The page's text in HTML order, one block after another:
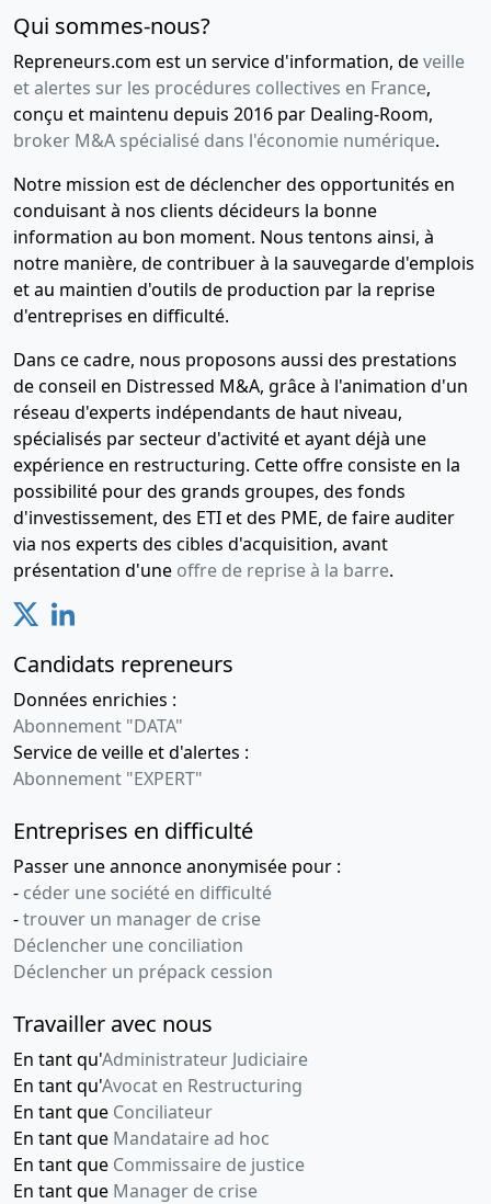
Qui sommes-nous?
Repreneurs.com est un service d'information, deveille
et alertes sur les procédures collectives en France,
conçu et maintenu depuis 2016 par Dealing-Room,
broker M&A spécialisé dans l'économie numérique.
Notre mission est de déclencher des opportunités en
conduisant à nos clients décideurs la bonne
information au bon moment. Nous tentons ainsi, à
notre manière, de contribuer à la sauvegarde d'emplois
et au maintien d'outils de production par la reprise
d'entreprises en difficulté.
Dans ce cadre, nous proposons aussi des prestations
de conseil en Distressed M&A, grâce à l'animation d'un
réseau d'experts indépendants de haut niveau,
spécialisés par secteur d'activité et ayant déjà une
expérience en restructuring. Cette offre consiste en la
possibilité pour des grands groupes, des fonds
d'investissement, des ETI et des PME, de faire auditer
via nos experts des cibles d'acquisition, avant
présentation d'une offre de reprise à la barre.
Candidats repreneurs
Données enrichies :
Abonnement "DATA"
Service de veille et d'alertes :
Abonnement "EXPERT"
Entreprises en difficulté
Passer une annonce anonymisée pour :
- céder une société en difficulté
-trouver un manager de crise
Déclencher une conciliation
Déclencher un prépack cession
Travailler avec nous
En tant qu'Administrateur Judiciaire
En tant qu'Avocat en Restructuring
En tant que Conciliateur
En tant que Mandataire ad hoc
En tant que Commissaire de justice
En tant que Manager de crise